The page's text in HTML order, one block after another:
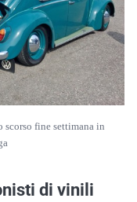
fine settimana in
di vinili